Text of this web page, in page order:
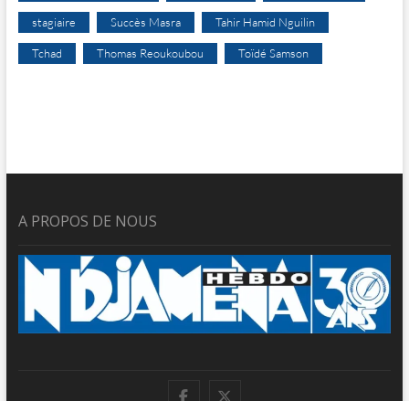
stagiaire Succès Masra Tahir Hamid Nguilin
Tchad Thomas Reoukoubou Toïdé Samson
A PROPOS DE NOUS
facebook